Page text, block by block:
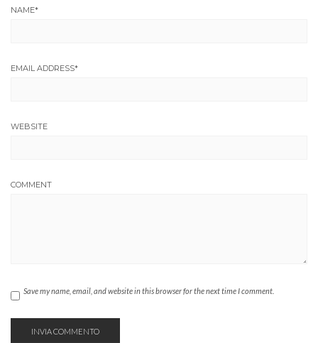
NAME*
EMAIL ADDRESS*
WEBSITE
COMMENT
Save my name, email, and website in this browser for the next time I comment.